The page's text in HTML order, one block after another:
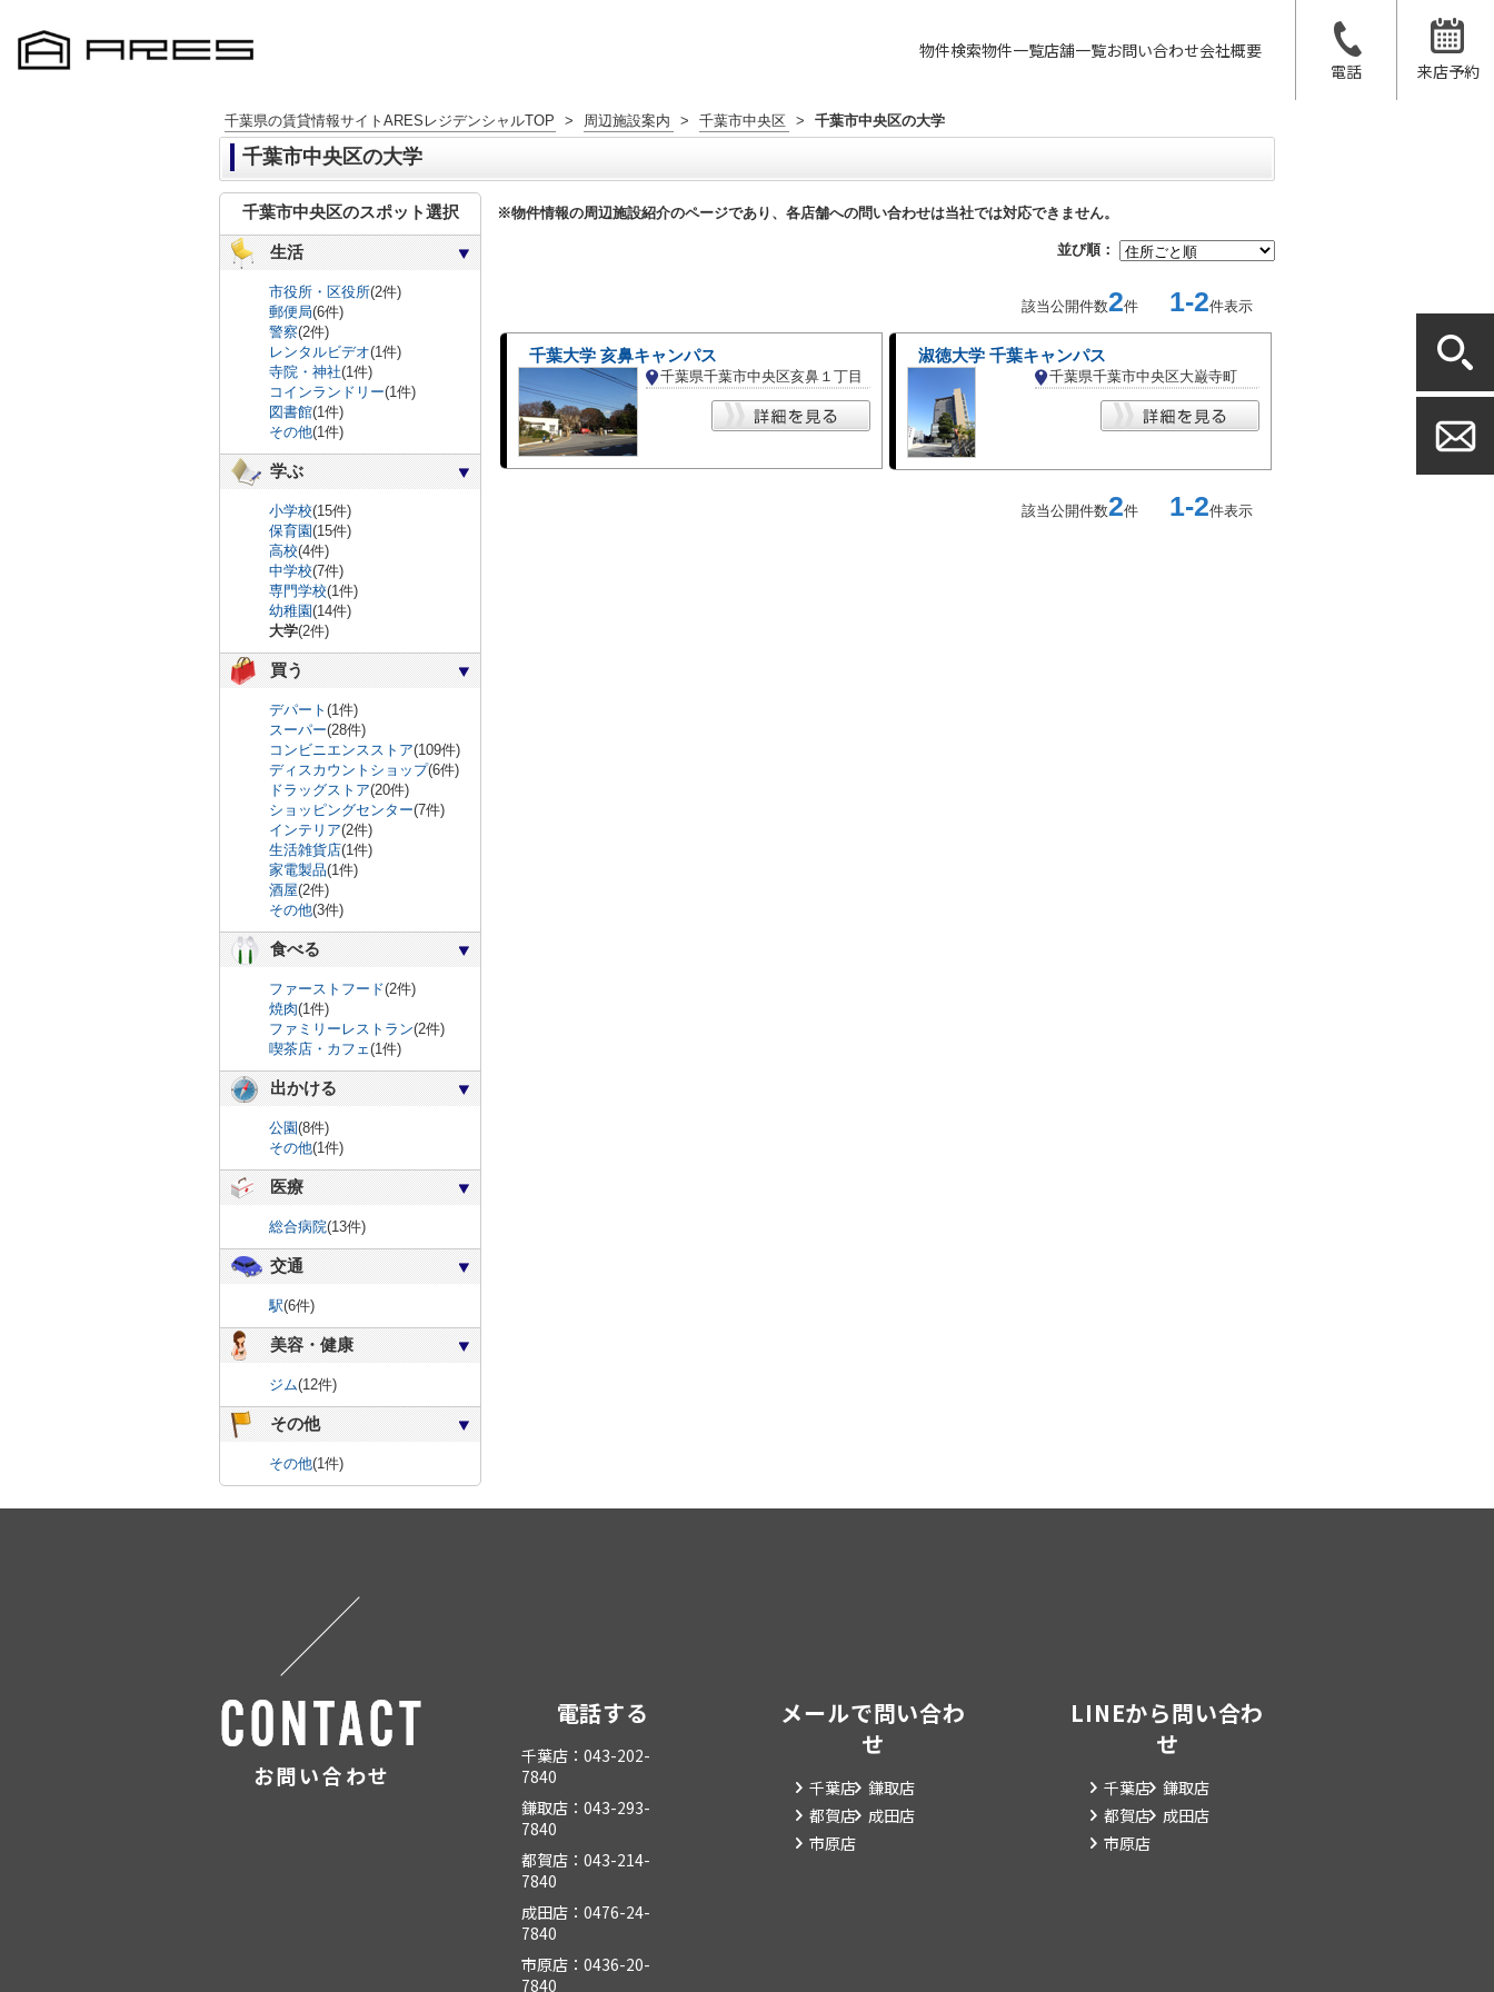
物件検索物件一覧店舗一覧お問い合わせ会社概要
電話
来店予約
千葉県の賃貸情報サイトARESレジデンシャルTOP > 周辺施設案内 > 千葉市中央区 > 千葉市中央区の大学
千葉市中央区の大学
※物件情報の周辺施設紹介のページであり、各店舗への問い合わせは当社では対応できません。
並び順：
該当公開件数2件 1-2件表示
千葉大学 亥鼻キャンパス
千葉県千葉市中央区亥鼻１丁目
淑徳大学 千葉キャンパス
千葉県千葉市中央区大巌寺町
該当公開件数2件 1-2件表示
千葉市中央区のスポット選択
生活
市役所・区役所(2件)
郵便局(6件)
警察(2件)
レンタルビデオ(1件)
寺院・神社(1件)
コインランドリー(1件)
図書館(1件)
その他(1件)
学ぶ
小学校(15件)
保育園(15件)
高校(4件)
中学校(7件)
専門学校(1件)
幼稚園(14件)
大学(2件)
買う
デパート (1件)
スーパー(28件)
コンビニエンスストア(109件)
ディスカウントショップ(6件)
ドラッグストア(20件)
ショッピングセンター(7件)
インテリア(2件)
生活雑貨店(1件)
家電製品(1件)
酒屋(2件)
その他(3件)
食べる
ファーストフード(2件)
焼肉(1件)
ファミリーレストラン(2件)
喫茶店・カフェ(1件)
出かける
公園(8件)
その他(1件)
医療
総合病院(13件)
交通
駅(6件)
美容・健康
ジム(12件)
その他
その他(1件)
お問い合わせ
電話する
千葉店：043-202-
7840
鎌取店：043-293-
7840
都賀店：043-214-
7840
成田店：0476-24-
7840
市原店：0436-20-
7840
メールで問い合わ
せ
千葉店 鎌取店
都賀店 成田店
市原店
LINEから問い合わ
せ
千葉店 鎌取店
都賀店
成田店
市原店